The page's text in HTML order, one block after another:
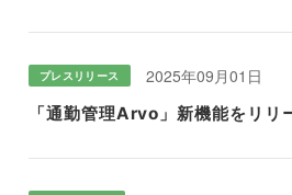
プレスリリース 2025年09月01日
「通勤管理Arvo」新機能をリリ